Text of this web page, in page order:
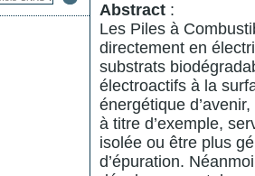
Abstract :
Les Piles à
directement en
substrats
électroactifs à la
énergétique
à titre d’exemple,
isolée ou être plus
d’épuration.